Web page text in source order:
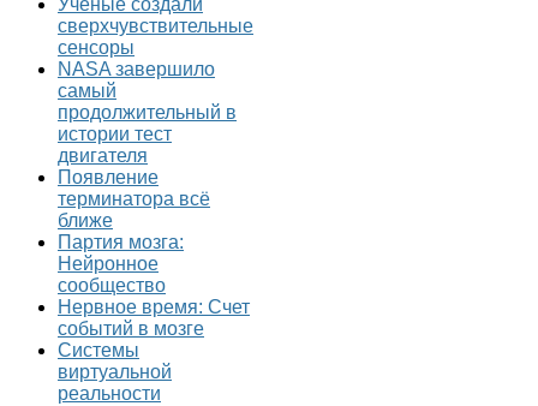
Ученые создали
сверхчувствительные
сенсоры
NASA завершило
самый
продолжительный в
истории тест
двигателя
Появление
терминатора всё
ближе
Партия мозга:
Нейронное
сообщество
Нервное время: Счет
событий в мозге
Системы
виртуальной
реальности